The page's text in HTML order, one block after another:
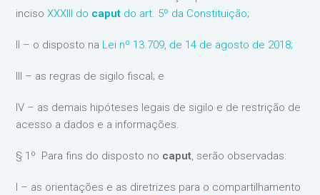
incisoXXXIII do caput do art. 5º da Constituição;
II – o disposto na Lei nº 13.709, de 14 de agosto de 2018;
III – as regras de sigilo fiscal; e
IV – as demais hipóteses legais de sigilo e de restrição de
acesso a dados e a informações.
§ 1º Para fins do disposto no caput, serão observadas:
I – as orientações e as diretrizes para o compartilhamento